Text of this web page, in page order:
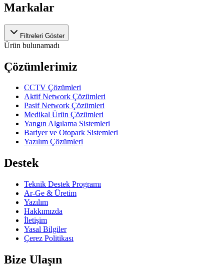
Markalar
Filtreleri Göster
Ürün bulunamadı
Çözümlerimiz
CCTV Çözümleri
Aktif Network Çözümleri
Pasif Network Çözümleri
Medikal Ürün Çözümleri
Yangın Algılama Sistemleri
Bariyer ve Otopark Sistemleri
Yazılım Çözümleri
Destek
Teknik Destek Programı
Ar-Ge & Üretim
Yazılım
Hakkımızda
İletişim
Yasal Bilgiler
Çerez Politikası
Bize Ulaşın